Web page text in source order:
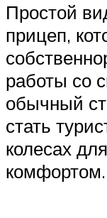
Простой
прицеп,
работы со
обычный
стать
колесах
комфортом.